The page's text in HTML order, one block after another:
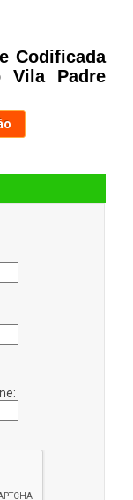
Codificada
Vila Padre